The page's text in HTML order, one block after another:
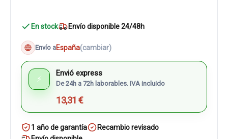
En stock Envío disponible 24/48h
Envío aEspaña(cambiar)
⚡
Envió express
De 24h a 72h laborables. IVA incluido
13,31 €
1 año de garantía
Recambio revisado